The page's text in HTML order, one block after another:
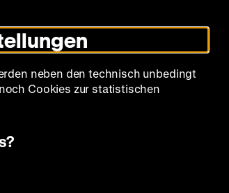
Sprache
Filmreihen Über uns
neben den technisch unbedingt
Cookies zur statistischen